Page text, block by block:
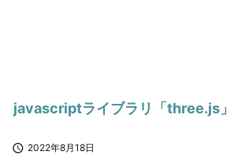
javascriptライブラリ「three.js」
 2022年8月18日